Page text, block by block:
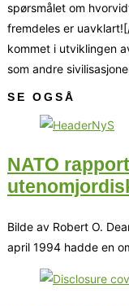
spørsmålet om
fremdeles er
kommet i utviklingen
som andre
SE OGSÅ
NATO
Bilde av Robert O.
april 1994 hadde en